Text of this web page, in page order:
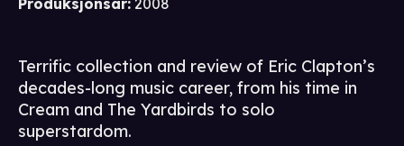
Produksjonsår: 2008
Terrific collection and review of Eric Clapton’s
decades-long music career, from his time in
Cream and The Yardbirds to solo
superstardom.